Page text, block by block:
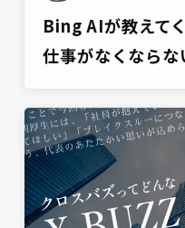
Bing AIが教えて
仕事がなくならな
雑談